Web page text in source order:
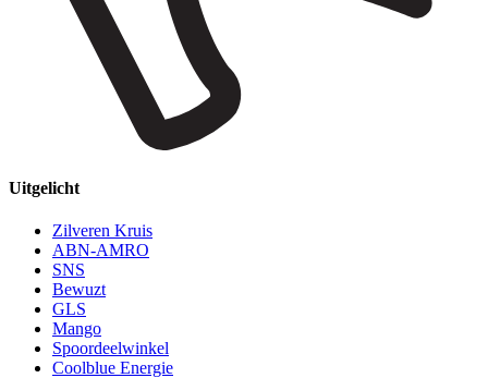
Uitgelicht
Zilveren Kruis
ABN-AMRO
SNS
Bewuzt
GLS
Mango
Spoordeelwinkel
Coolblue Energie